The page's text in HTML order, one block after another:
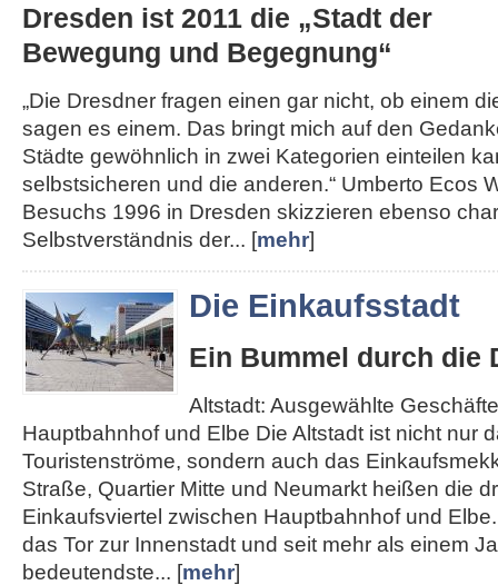
Dresden ist 2011 die „Stadt der
Bewegung und Begegnung“
„Die Dresdner fragen einen gar nicht, ob einem
sagen es einem. Das bringt mich auf den
Städte gewöhnlich in zwei Kategorien einteilen
selbstsicheren und die anderen.“ Umberto Ecos
Besuchs 1996 in Dresden skizzieren ebenso
Selbstverständnis der... [mehr]
Die Einkaufsstadt
Ein Bummel durch die
Altstadt: Ausgewählte
Hauptbahnhof und Elbe Die Altstadt ist nicht nur
Touristenströme, sondern auch das
Straße, Quartier Mitte und Neumarkt heißen die
Einkaufsviertel zwischen Hauptbahnhof und
das Tor zur Innenstadt und seit mehr als einem
bedeutendste... [mehr]